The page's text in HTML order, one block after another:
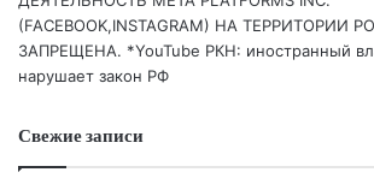
(FACEBOOK,INSTAGRAM) НА ТЕРРИТОРИИ
ЗАПРЕЩЕНА. *YouTube РКН: иностранный
нарушает закон РФ
Свежие записи